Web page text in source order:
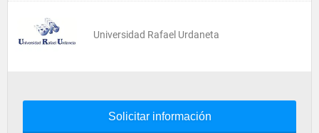
Universidad Rafael Urdaneta
Solicitar información